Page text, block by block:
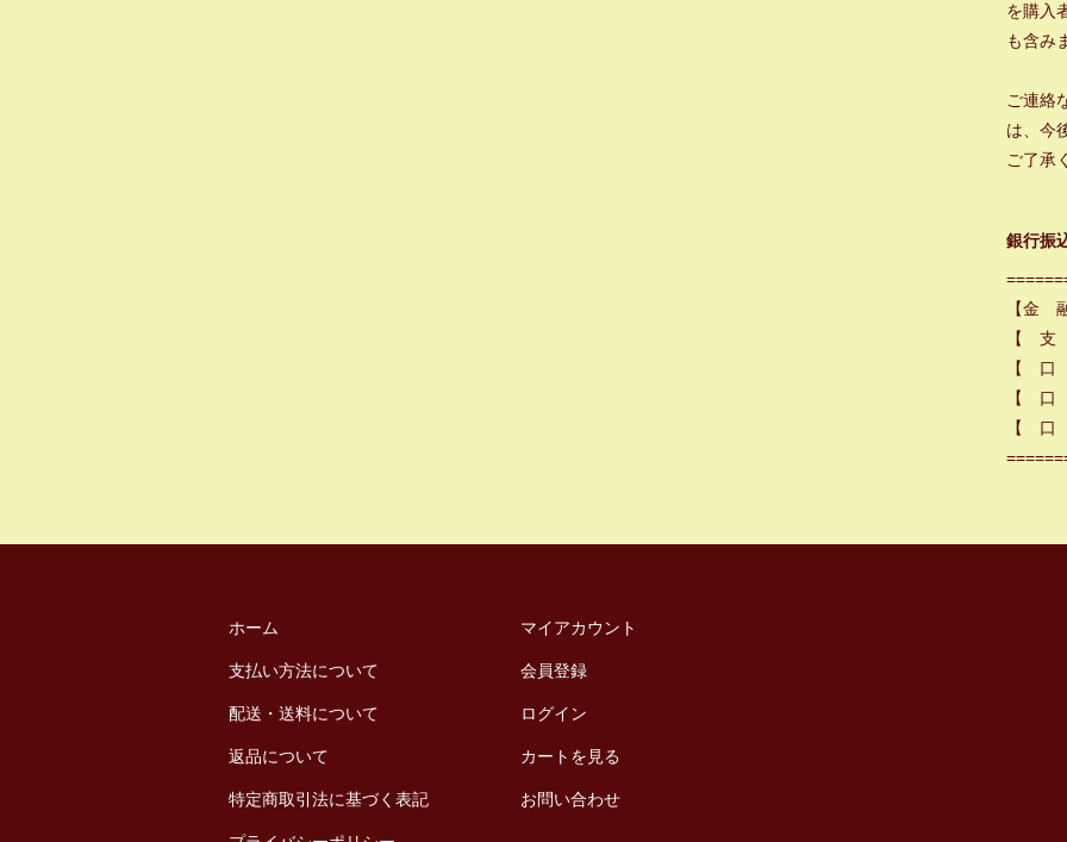
を購入
も含み
ご連絡
は、今
ご了承
銀行振
【金
【
【
【
【 口
ホーム
支払い方法について
配送・送料について
返品について
特定商取引法に基づく表記
マイアカウント
会員登録
ログイン
カートを見る
お問い合わせ